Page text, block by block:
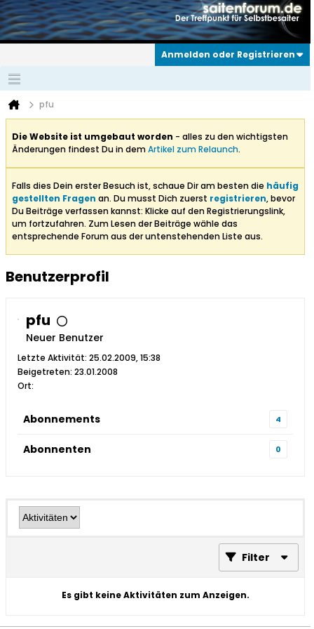
Anmelden oder Registrieren
pfu
Die Website ist umgebaut worden - alles zu den wichtigsten
Änderungen findest Du in demArtikel zum Relaunch.
Falls dies Dein erster Besuch ist, schaue Dir am besten die häufig
gestellten Fragen an. Du musst Dich zuerst registrieren, bevor
Du Beiträge verfassen kannst: Klicke auf den Registrierungslink,
um fortzufahren. Zum Lesen der Beiträge wähle das
entsprechende Forum aus der untenstehenden Liste aus.
Benutzerprofil
pfu
Neuer Benutzer
Letzte Aktivität: 25.02.2009, 15:38
Beigetreten: 23.01.2008
Ort:
Abonnements 4
Abonnenten 0
Filter
Es gibt keine Aktivitäten zum Anzeigen.